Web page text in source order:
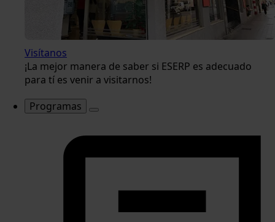
Visítanos
¡La mejor manera de saber si ESERP es adecuado
para tí es venir a visitarnos!
Programas